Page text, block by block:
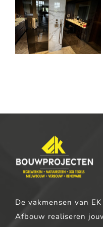
Tegelwerk
Penthouse
Eindhoven
De vakmensen van
Afbouw realiseren